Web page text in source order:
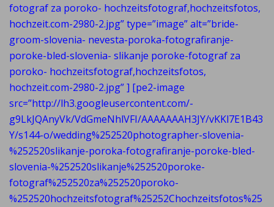
fotograf za poroko- hochzeitsfotograf,hochzeitsfotos,
hochzeit.com-2980-2.jpg” type=”image” alt=”bride-
groom-slovenia- nevesta-poroka-fotografiranje-
poroke-bled-slovenia- slikanje poroke-fotograf za
poroko- hochzeitsfotograf,hochzeitsfotos,
hochzeit.com-2980-2.jpg” ] [pe2-image
src=”http://lh3.googleusercontent.com/-
g9LkJQAnyVk/VdGmeNhlVFI/AAAAAAAH3JY/vKKl7E1B43
Y/s144-o/wedding%252520photographer-slovenia-
%252520slikanje-poroka-fotografiranje-poroke-bled-
slovenia-%252520slikanje%252520poroke-
fotograf%252520za%252520poroko-
%252520hochzeitsfotograf%25252Chochzeitsfotos%25